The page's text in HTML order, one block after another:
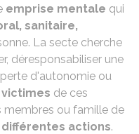
emprise mentale qui
sanitaire,
La secte cherche
déresponsabiliser une
d'autonomie ou
victimes de ces
membres ou famille de
actions.